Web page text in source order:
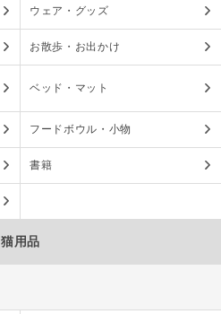
ウェア・グッズ
お散歩・お出かけ
ベッド・マット
フードボウル・小物
書籍
猫用品